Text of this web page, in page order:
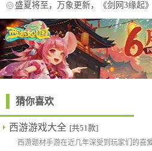
盛夏将至，万象更新，《剑网3缘起
猜你喜欢
西游游戏大全 [共51款]
西游题材手游在近几年深受到玩家们的喜